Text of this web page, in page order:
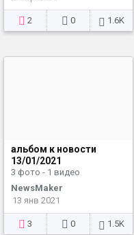
2 0 1.6K
альбом к новости
13/01/2021
3 фото - 1 видео
NewsMaker
13 янв 2021
3 0 1.5K